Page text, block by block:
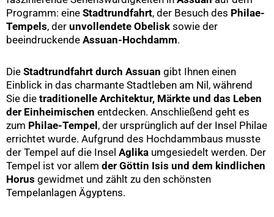
Programm: eine Stadtrundfahrt, der Besuch des Philae-
Tempels, der unvollendete Obelisk sowie der
beeindruckende Assuan-Hochdamm.
Die Stadtrundfahrt durch Assuan gibt Ihnen einen
Einblick in das charmante Stadtleben am Nil, während
Sie die traditionelle Architektur, Märkte und das Leben
der Einheimischen entdecken. Anschließend geht es
zum Philae-Tempel, der ursprünglich auf der Insel Philae
errichtet wurde. Aufgrund des Hochdammbaus musste
der Tempel auf die Insel Aglika umgesiedelt werden. Der
Tempel ist vor allem der Göttin Isis und dem kindlichen
Horus gewidmet und zählt zu den schönsten
Tempelanlagen Ägyptens.